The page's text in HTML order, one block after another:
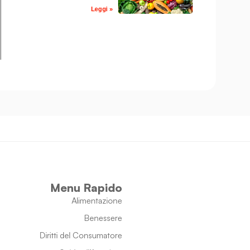
Leggi »
Menu Rapido
Alimentazione
Benessere
Diritti del Consumatore